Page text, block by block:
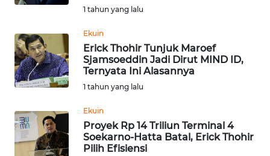
1 tahun yang lalu
Ekuin
Erick Thohir Tunjuk Maroef
Sjamsoeddin Jadi Dirut MIND ID,
Ternyata Ini Alasannya
1 tahun yang lalu
Ekuin
Proyek Rp 14 Triliun Terminal 4
Soekarno-Hatta Batal, Erick Thohir
Pilih Efisiensi
INTERNASIONAL
SERBA-SERBI
PENDIDIKAN
OLAHRAGA